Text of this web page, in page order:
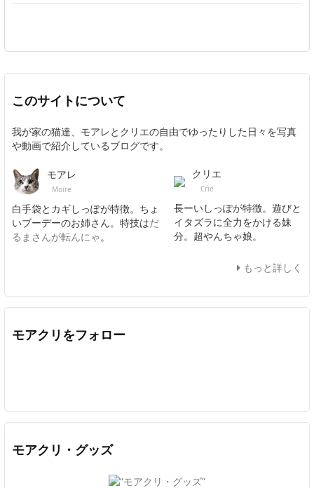
このサイトについて
我が家の猫達、モアレとクリエの自由でゆったりした日々を写真
や動画で紹介しているブログです。
モアレ
Moire
白手袋とカギしっぽが特徴。ちょ
いブーデーのお姉さん。特技はだ
るまさんが転んにゃ。
クリエ
Crie
長ーいしっぽが特徴。遊びと
イタズラに全力をかける妹
分。超やんちゃ娘。
もっと詳しく
モアクリをフォロー
モアクリ・グッズ